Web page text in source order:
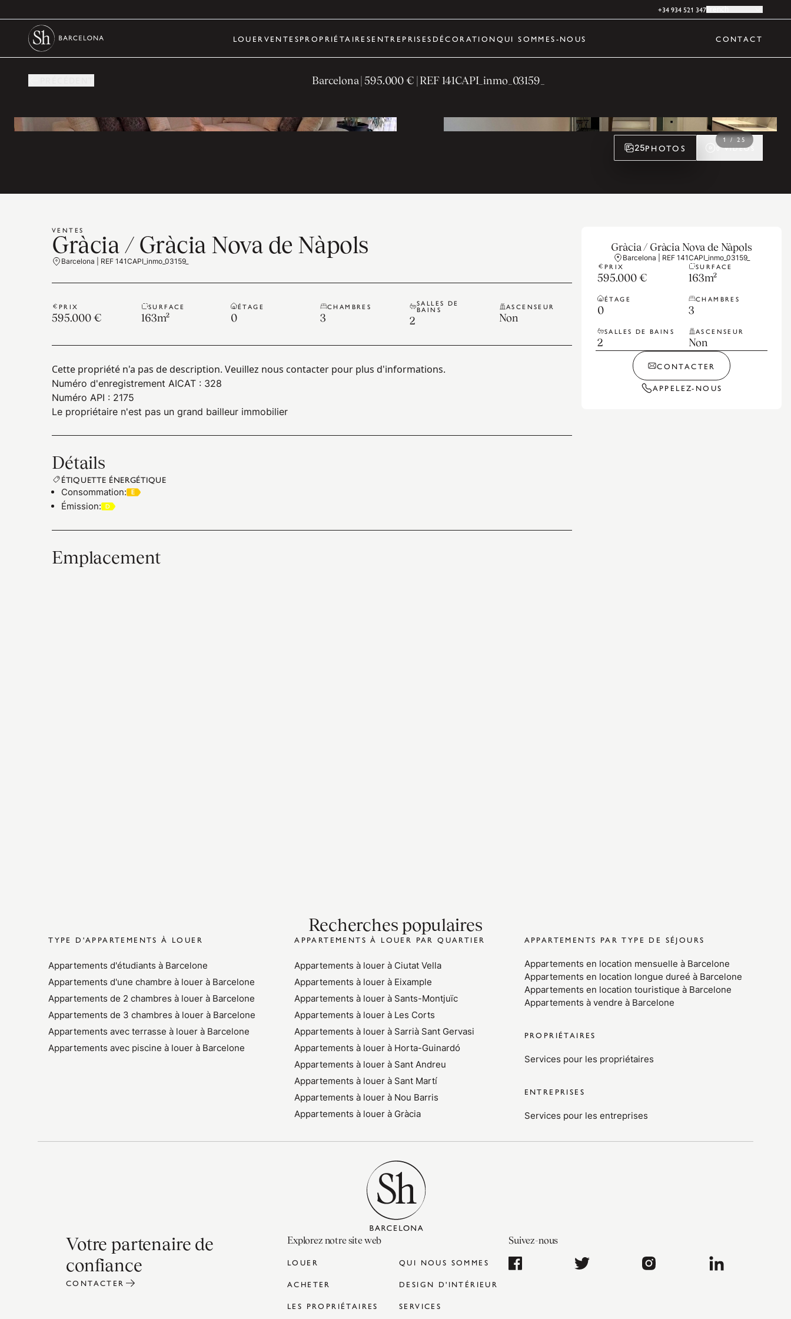
+34 934 521 347French
LOUER VENTESPROPRIÉTAIRESENTREPRISES DÉCORATIONQUI SOMMES-NOUS CONTACT
Barcelona |595.000 € | REF141CAPI_inmo_03159_
1/25
25PHOTOS 0 VIDÉOS
VENTES
Gràcia / Gràcia Nova de Nàpols
Barcelona | REF 141CAPI_inmo_03159_
PRIX
595.000 €
SURFACE
163m²
ÉTAGE
0
CHAMBRES
3
SALLES DE
BAINS
2
ASCENSEUR
Non
Cette propriété n'a pas de description. Veuillez nous contacter pour plus d'informations.
Numéro d'enregistrement AICAT : 328
Numéro API : 2175
Le propriétaire n'est pas un grand bailleur immobilier
Détails
ÉTIQUETTE ÉNERGÉTIQUE
Consommation:
Émission:
Emplacement
Gràcia / Gràcia Nova de Nàpols
Barcelona | REF 141CAPI_inmo_03159_
PRIX
595.000 €
SURFACE
163m²
ÉTAGE
0
CHAMBRES
3
SALLES DE BAINS
2
ASCENSEUR
Non
CONTACTER
APPELEZ-NOUS
Recherches populaires
TYPE D'APPARTEMENTS À LOUER
Appartements d'étudiants à Barcelone
Appartements d'une chambre à louer à Barcelone
Appartements de 2 chambres à louer à Barcelone
Appartements de 3 chambres à louer à Barcelone
Appartements avec terrasse à louer à Barcelone
Appartements avec piscine à louer à Barcelone
APPARTEMENTS À LOUER PAR QUARTIER
Appartements à louer à Ciutat Vella
Appartements à louer à Eixample
Appartements à louer à Sants-Montjuïc
Appartements à louer à Les Corts
Appartements à louer à Sarrià Sant Gervasi
Appartements à louer à Horta-Guinardó
Appartements à louer à Sant Andreu
Appartements à louer à Sant Martí
Appartements à louer à Nou Barris
Appartements à louer à Gràcia
APPARTEMENTS PAR TYPE DE SÉJOURS
Appartements en location mensuelle à Barcelone
Appartements en location longue dureé à Barcelone
Appartements en location touristique à Barcelone
Appartements à vendre à Barcelone
PROPRIÉTAIRES
Services pour les propriétaires
ENTREPRISES
Services pour les entreprises
Votre partenaire de
confiance
CONTACTER
Explorez notre site web
LOUER
QUI NOUS SOMMES
ACHETER
DESIGN D'INTÉRIEUR
LES PROPRIÉTAIRES
SERVICES
Suivez-nous